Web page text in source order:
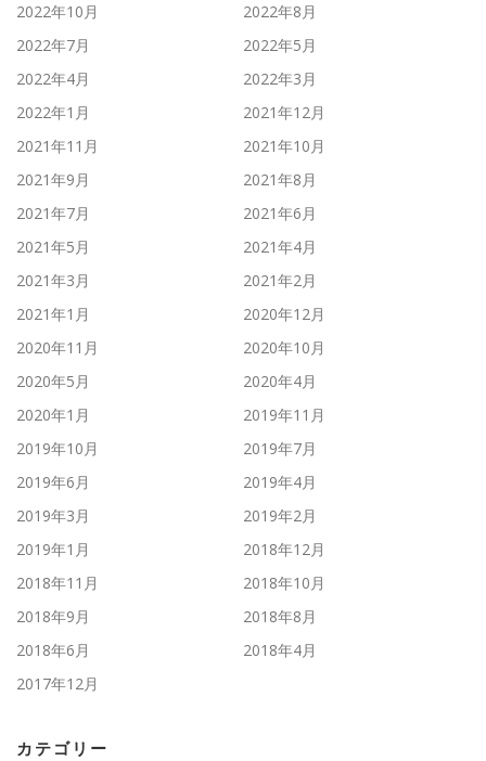
2022年10月
2022年8月
2022年7月
2022年5月
2022年4月
2022年3月
2022年1月
2021年12月
2021年11月
2021年10月
2021年9月
2021年8月
2021年7月
2021年6月
2021年5月
2021年4月
2021年3月
2021年2月
2021年1月
2020年12月
2020年11月
2020年10月
2020年5月
2020年4月
2020年1月
2019年11月
2019年10月
2019年7月
2019年6月
2019年4月
2019年3月
2019年2月
2019年1月
2018年12月
2018年11月
2018年10月
2018年9月
2018年8月
2018年6月
2018年4月
2017年12月
カテゴリー